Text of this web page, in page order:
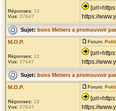
Réponses: 12
Vus: 27647
https://
Sujet: bons Metiers a promouvoir
M.O.P.
Réponses: 12
Vus: 27647
Forum:
https://
Sujet: bons Metiers a promouvoir
M.O.P.
Réponses: 12
Vus: 27647
Forum:
https://